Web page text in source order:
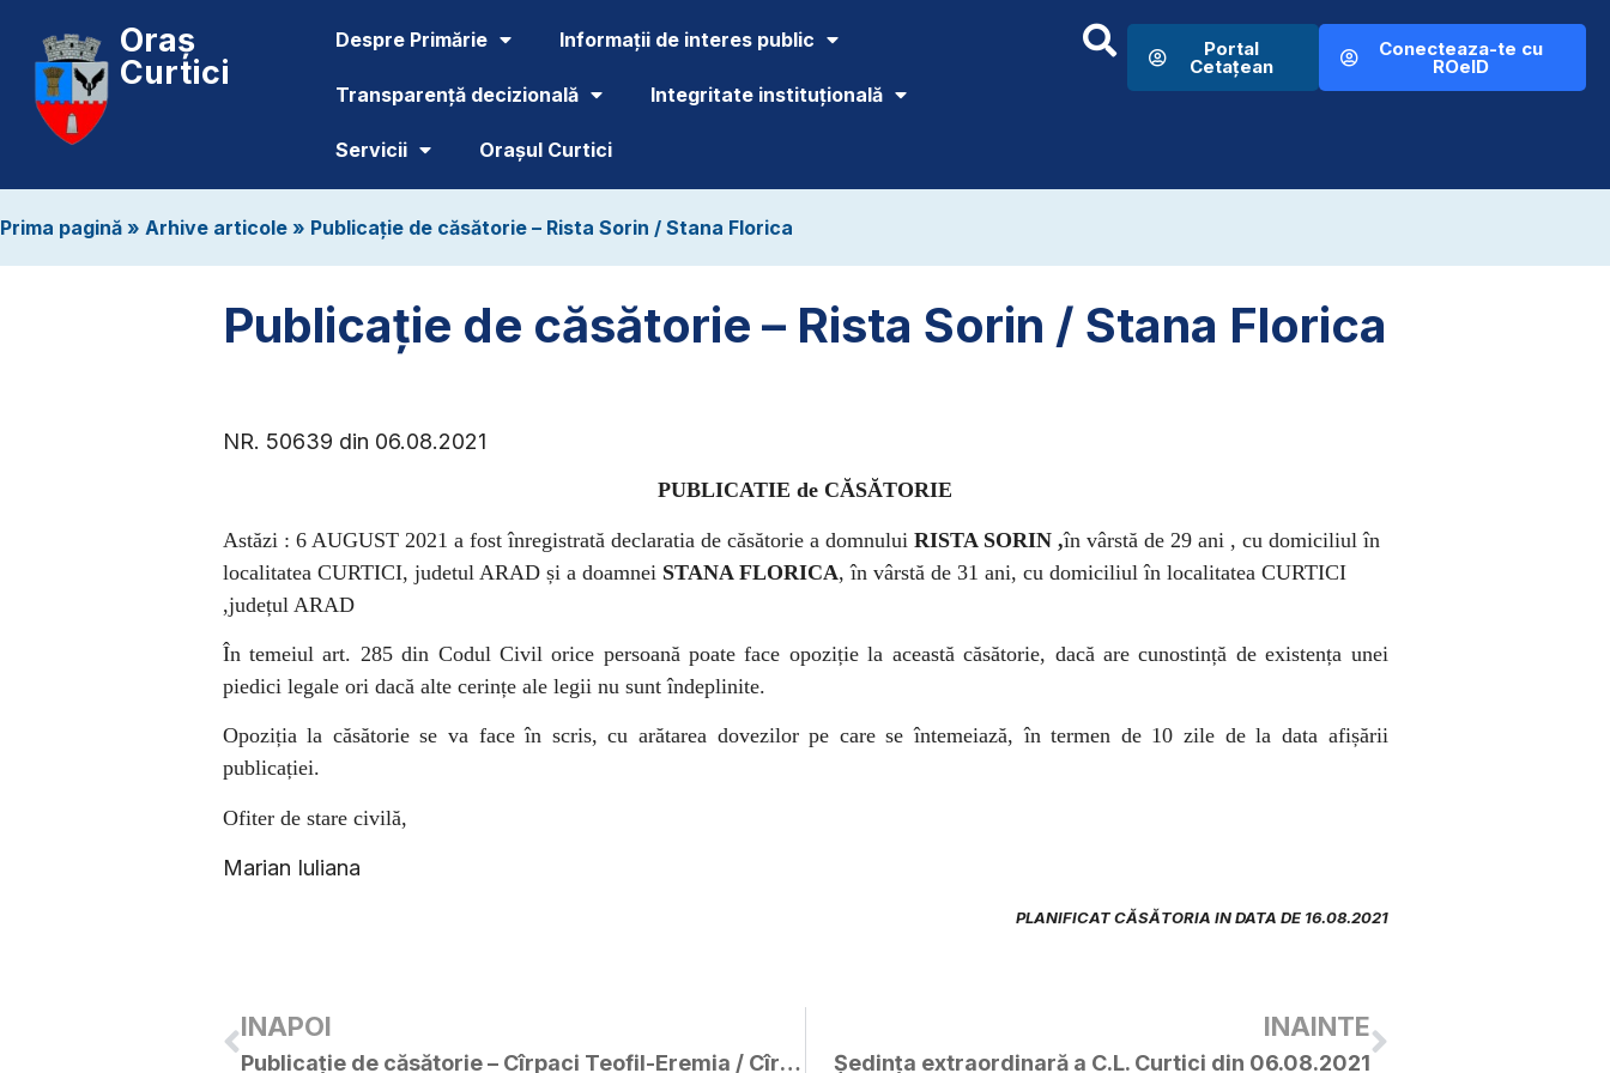
Oraș
Curtici
Despre Primărie Informații de interes public
Transparență decizională Integritate instituțională
Servicii Orașul Curtici
Portal
Cetațean
Conecteaza-te cu
ROeID
Prima pagină » Arhive articole » Publicație de căsătorie – Rista Sorin / Stana Florica
Publicație de căsătorie – Rista Sorin / Stana Florica
NR. 50639 din 06.08.2021
PUBLICATIE de CĂSĂTORIE
Astăzi : 6 AUGUST 2021 a fost înregistrată declaratia de căsătorie a domnului RISTA SORIN ,în vârstă de 29 ani , cu domiciliul în
localitatea CURTICI, judetul ARAD și a doamnei STANA FLORICA, în vârstă de 31 ani, cu domiciliul în localitatea CURTICI
,județul ARAD
În temeiul art. 285 din Codul Civil orice persoană poate face opoziție la această căsătorie, dacă are cunostință de existența unei
piedici legale ori dacă alte cerințe ale legii nu sunt îndeplinite.
Opoziția la căsătorie se va face în scris, cu arătarea dovezilor pe care se întemeiază, în termen de 10 zile de la data afișării
publicației.
Ofiter de stare civilă,
Marian Iuliana
PLANIFICAT CĂSĂTORIA IN DATA DE 16.08.2021
INAPOI
Publicație de căsătorie – Cîrpaci Teofil-Eremia / Cîrpaci Manuela-Rosalinda
INAINTE
Ședința extraordinară a C.L. Curtici din 06.08.2021